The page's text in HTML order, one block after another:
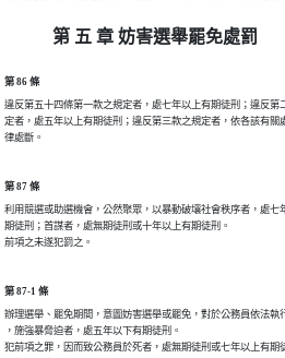
第 五 章 妨害選舉罷免處罰
第 86 條
違反第五十四條第一款之規定者，處七年以上有期徒刑；違反第
定者，處五年以上有期徒刑；違反第三款之規定者，依各該有關
律處斷。
第 87 條
利用競選或助選機會，公然聚眾，以暴動破壤社會秩序者，處七
期徒刑；首謀者，處無期徒刑或十年以上有期徒刑。
第 87-1 條
辦理選舉、罷免期間，意圖妨害選舉或罷免，對於公務員依法執
，施強暴脅迫者，處五年以下有期徒刑。
犯前項之罪，因而致公務員於死者，處無期徒刑或七年以上有期